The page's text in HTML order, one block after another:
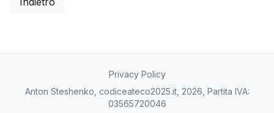
Privacy Policy
Anton Steshenko, codiceateco2025.it, 2026, Partita IVA:
03565720046